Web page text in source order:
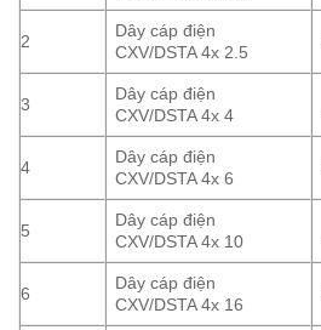
2
Dây cáp điện
CXV/DSTA 4x 2.5
3
Dây cáp điện
CXV/DSTA 4x 4
4
Dây cáp điện
CXV/DSTA 4x 6
5
Dây cáp điện
CXV/DSTA 4x 10
6
Dây cáp điện
CXV/DSTA 4x 16